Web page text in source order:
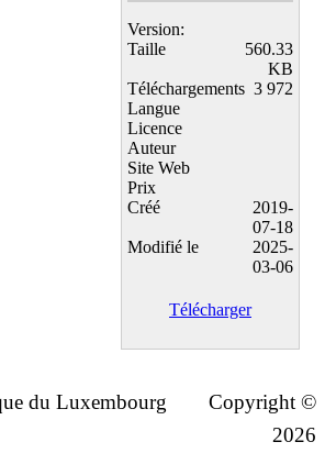
Version:
Taille
560.33
KB
Téléchargements 3 972
Langue
Licence
Auteur
Site Web
Prix
Créé
2019-
07-18
Modifié le
2025-
03-06
Télécharger
Copyright ©
2026